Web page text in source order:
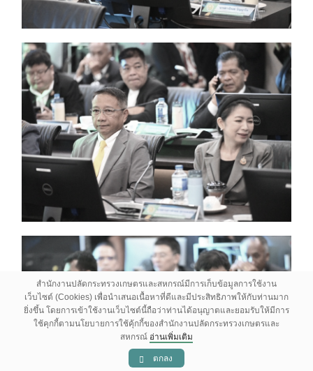
สำนักงานปลัดกระทรวงเกษตรและสหกรณ์มีการเก็บข้อมูลการใช้งาน
เว็บไซต์ (Cookies) เพื่อนำเสนอเนื้อหาที่ดีและมีประสิทธิภาพให้กับท่านมาก
ยิ่งขึ้น โดยการเข้าใช้งานเว็บไซต์นี้ถือว่าท่านได้อนุญาตและยอมรับให้มีการ
ใช้คุกกี้ตามนโยบายการใช้คุ้กกี้ของสำนักงานปลัดกระทรวงเกษตรและ
สหกรณ์ อ่านเพิ่มเติม
ตกลง